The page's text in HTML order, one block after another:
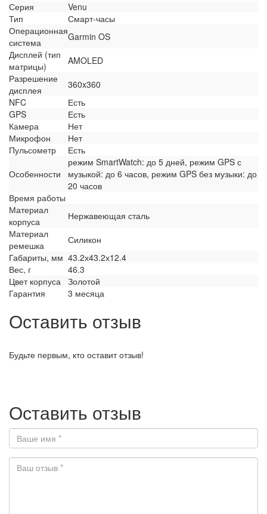
Серия
Venu
Тип
Смарт-часы
Операционная
система
Garmin OS
Дисплей (тип
матрицы)
AMOLED
Разрешение
дисплея
360x360
NFC
Есть
GPS
Есть
Камера
Нет
Микрофон
Нет
Пульсометр
Есть
Особенности
режим SmartWatch: до 5 дней, режим GPS с
музыкой: до 6 часов, режим GPS без музыки: до
20 часов
Время работы
Материал
корпуса
Нержавеющая сталь
Материал
ремешка
Силикон
Габариты, мм 43.2х43.2х12.4
Вес, г
46.3
Цвет корпуса Золотой
Гарантия
3 месяца
Оставить отзыв
Будьте первым, кто оставит отзыв!
Оставить отзыв